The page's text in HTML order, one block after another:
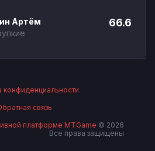
Артём
66.6
конфиденциальности
связь
платформе MTGame © 2026
Все права защищены